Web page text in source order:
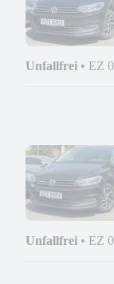
Unfallfrei • EZ
Unfallfrei • EZ